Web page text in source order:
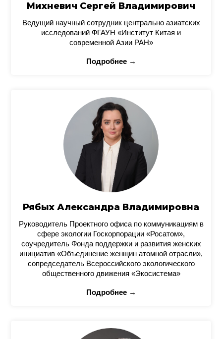
Михневич Сергей Владимирович
Ведущий научный сотрудник центрально азиатских
исследований ФГАУН «Институт Китая и
современной Азии РАН»
Подробнее →
Рябых Александра Владимировна
Руководитель Проектного офиса по коммуникациям в
сфере экологии Госкорпорации «Росатом»,
соучредитель Фонда поддержки и развития женских
инициатив «Объединение женщин атомной отрасли»,
сопредседатель Всероссийского экологического
общественного движения «Экосистема»
Подробнее →